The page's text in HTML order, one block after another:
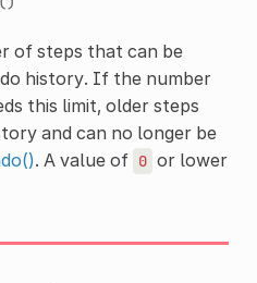
of steps that can be
history. If the number
this limit, older steps
and can no longer be
. A value of 0 or lower